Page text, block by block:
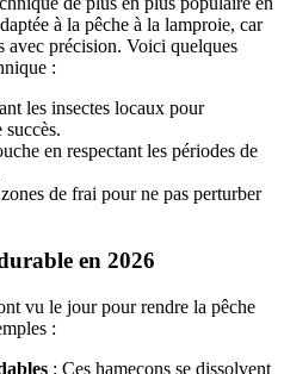
à la pêche à la lamproie, car
avec précision. Voici quelques
:
les insectes locaux pour
en respectant les périodes de
de frai pour ne pas perturber
en 2026
vu le jour pour rendre la pêche
:
: Ces hameçons se dissolvent